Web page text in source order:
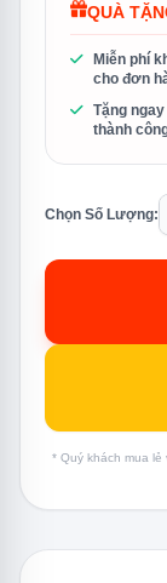
QUÀ
Miễn phí
cho đơn
Tặng
thành
Chọn Số Lượng:
* Quý khách mua lẻ